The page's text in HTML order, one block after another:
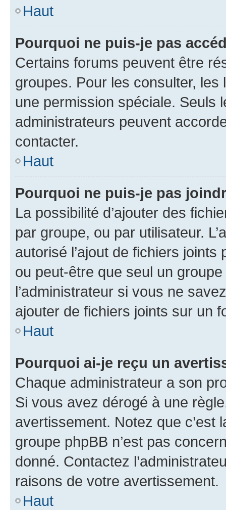
Haut
Pourquoi ne puis-je pas
Certains forums peuvent être
groupes. Pour les consulter,
une permission spéciale. Seuls
administrateurs peuvent
contacter.
Haut
Pourquoi ne puis-je pas
La possibilité d’ajouter des
par groupe, ou par utilisateur.
autorisé l’ajout de fichiers
ou peut-être que seul un
l’administrateur si vous ne
ajouter de fichiers joints sur un
Haut
Pourquoi ai-je reçu un
Chaque administrateur a son
Si vous avez dérogé à une
avertissement. Notez que c’est
groupe phpBB n’est pas
donné. Contactez
raisons de votre avertissement.
Haut